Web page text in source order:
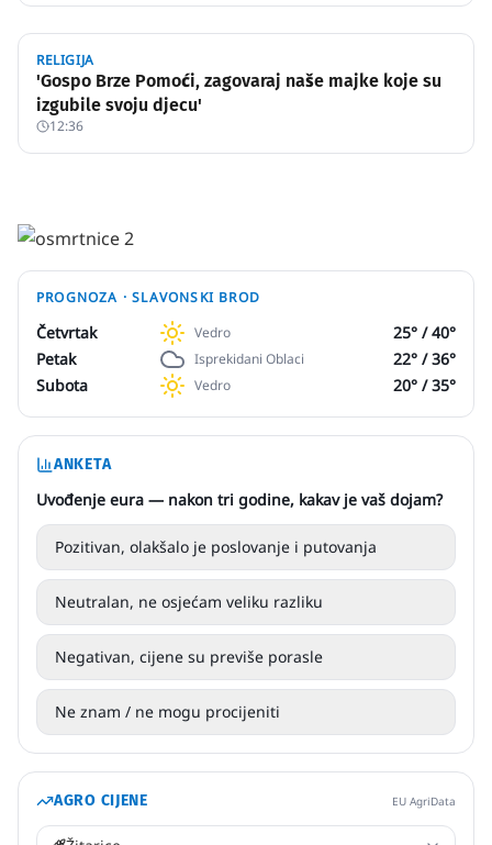
RELIGIJA
'Gospo Brze Pomoći, zagovaraj naše majke koje su
izgubile svoju djecu'
12:36
PROGNOZA ·SLAVONSKI BROD
Četvrtak Vedro 25° /40°
Petak
Isprekidani Oblaci 22° /36°
Subota
Vedro 20° /35°
ANKETA
Uvođenje eura — nakon tri godine, kakav je vaš dojam?
Pozitivan, olakšalo je poslovanje i putovanja
Neutralan, ne osjećam veliku razliku
Negativan, cijene su previše porasle
Ne znam / ne mogu procijeniti
AGRO CIJENE EU AgriData